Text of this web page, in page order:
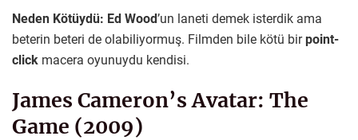
Neden Kötüydü: Ed Wood’un laneti demek isterdik ama
beterin beteri de olabiliyormuş. Filmden bile kötü birpoint-
click macera oyunuydu kendisi.
James Cameron’s Avatar: The
Game (2009)